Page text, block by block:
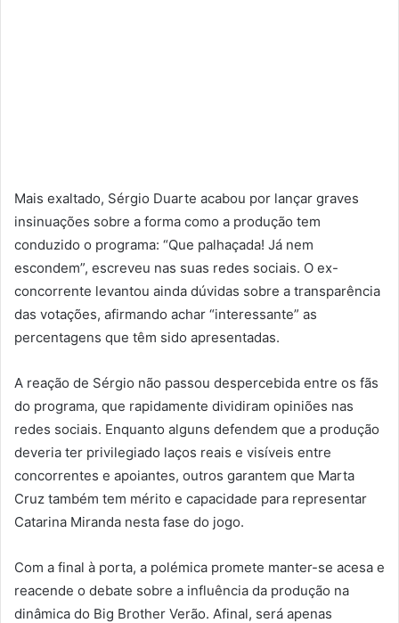
Mais exaltado, Sérgio Duarte acabou por lançar graves
insinuações sobre a forma como a produção tem
conduzido o programa: “Que palhaçada! Já nem
escondem”, escreveu nas suas redes sociais. O ex-
concorrente levantou ainda dúvidas sobre a transparência
das votações, afirmando achar “interessante” as
percentagens que têm sido apresentadas.
A reação de Sérgio não passou despercebida entre os fãs
do programa, que rapidamente dividiram opiniões nas
redes sociais. Enquanto alguns defendem que a produção
deveria ter privilegiado laços reais e visíveis entre
concorrentes e apoiantes, outros garantem que Marta
Cruz também tem mérito e capacidade para representar
Catarina Miranda nesta fase do jogo.
Com a final à porta, a polémica promete manter-se acesa e
reacende o debate sobre a influência da produção na
dinâmica do Big Brother Verão. Afinal, será apenas